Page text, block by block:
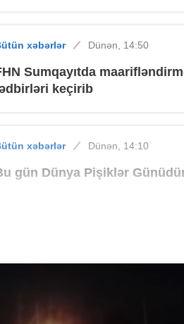
xəbərlər Dünən, 14:50
Sumqayıtda
keçirib
xəbərlər Dünən, 14:10
gün Dünya Pişiklər
Bütün xəbərlər